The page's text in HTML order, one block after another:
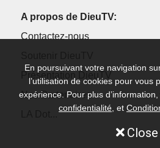
A propos de DieuTV:
Contactez-nous
Présentation DieuTV
Nos Partenaires
En poursuivant votre navigation
l’utilisation de cookies pour vous
expérience. Pour plus
confidentialité , et